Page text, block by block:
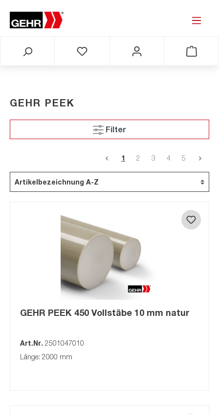
GEHR PEEK
Filter
1 2 3 4 5
GEHR PEEK 450 Vollstäbe 10 mm natur
Art.Nr. 2501047010
Länge: 2000 mm